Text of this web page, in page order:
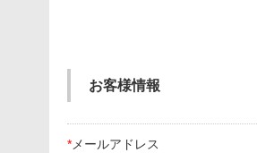
お客様情報
*メールアドレス